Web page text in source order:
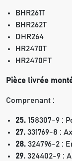
BHR261T
BHR262T
DHR264
HR2470T
HR2470FT
Pièce livrée
Comprenant :
25. 158307-9 :
27. 331769-8 :
28. 324796-2 :
29. 324402-9 :